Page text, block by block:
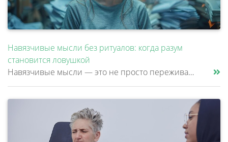
Навязчивые мысли без ритуалов: когда разум
становится ловушкой
Навязчивые мысли — это не просто переживания или тревоги, которые можно «отогнать» от себя. Эти мысли возникают против ж......